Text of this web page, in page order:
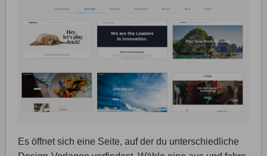
Es öffnet sich eine Seite, auf der du unterschiedliche